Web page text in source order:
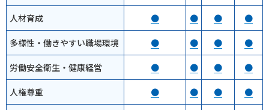
人材育成 ● ● ● ●
多様性・働きやすい職場環境 ● ● ● ●
労働安全衛生・健康経営 ● ● ● ●
人権尊重 ● ● ● ●